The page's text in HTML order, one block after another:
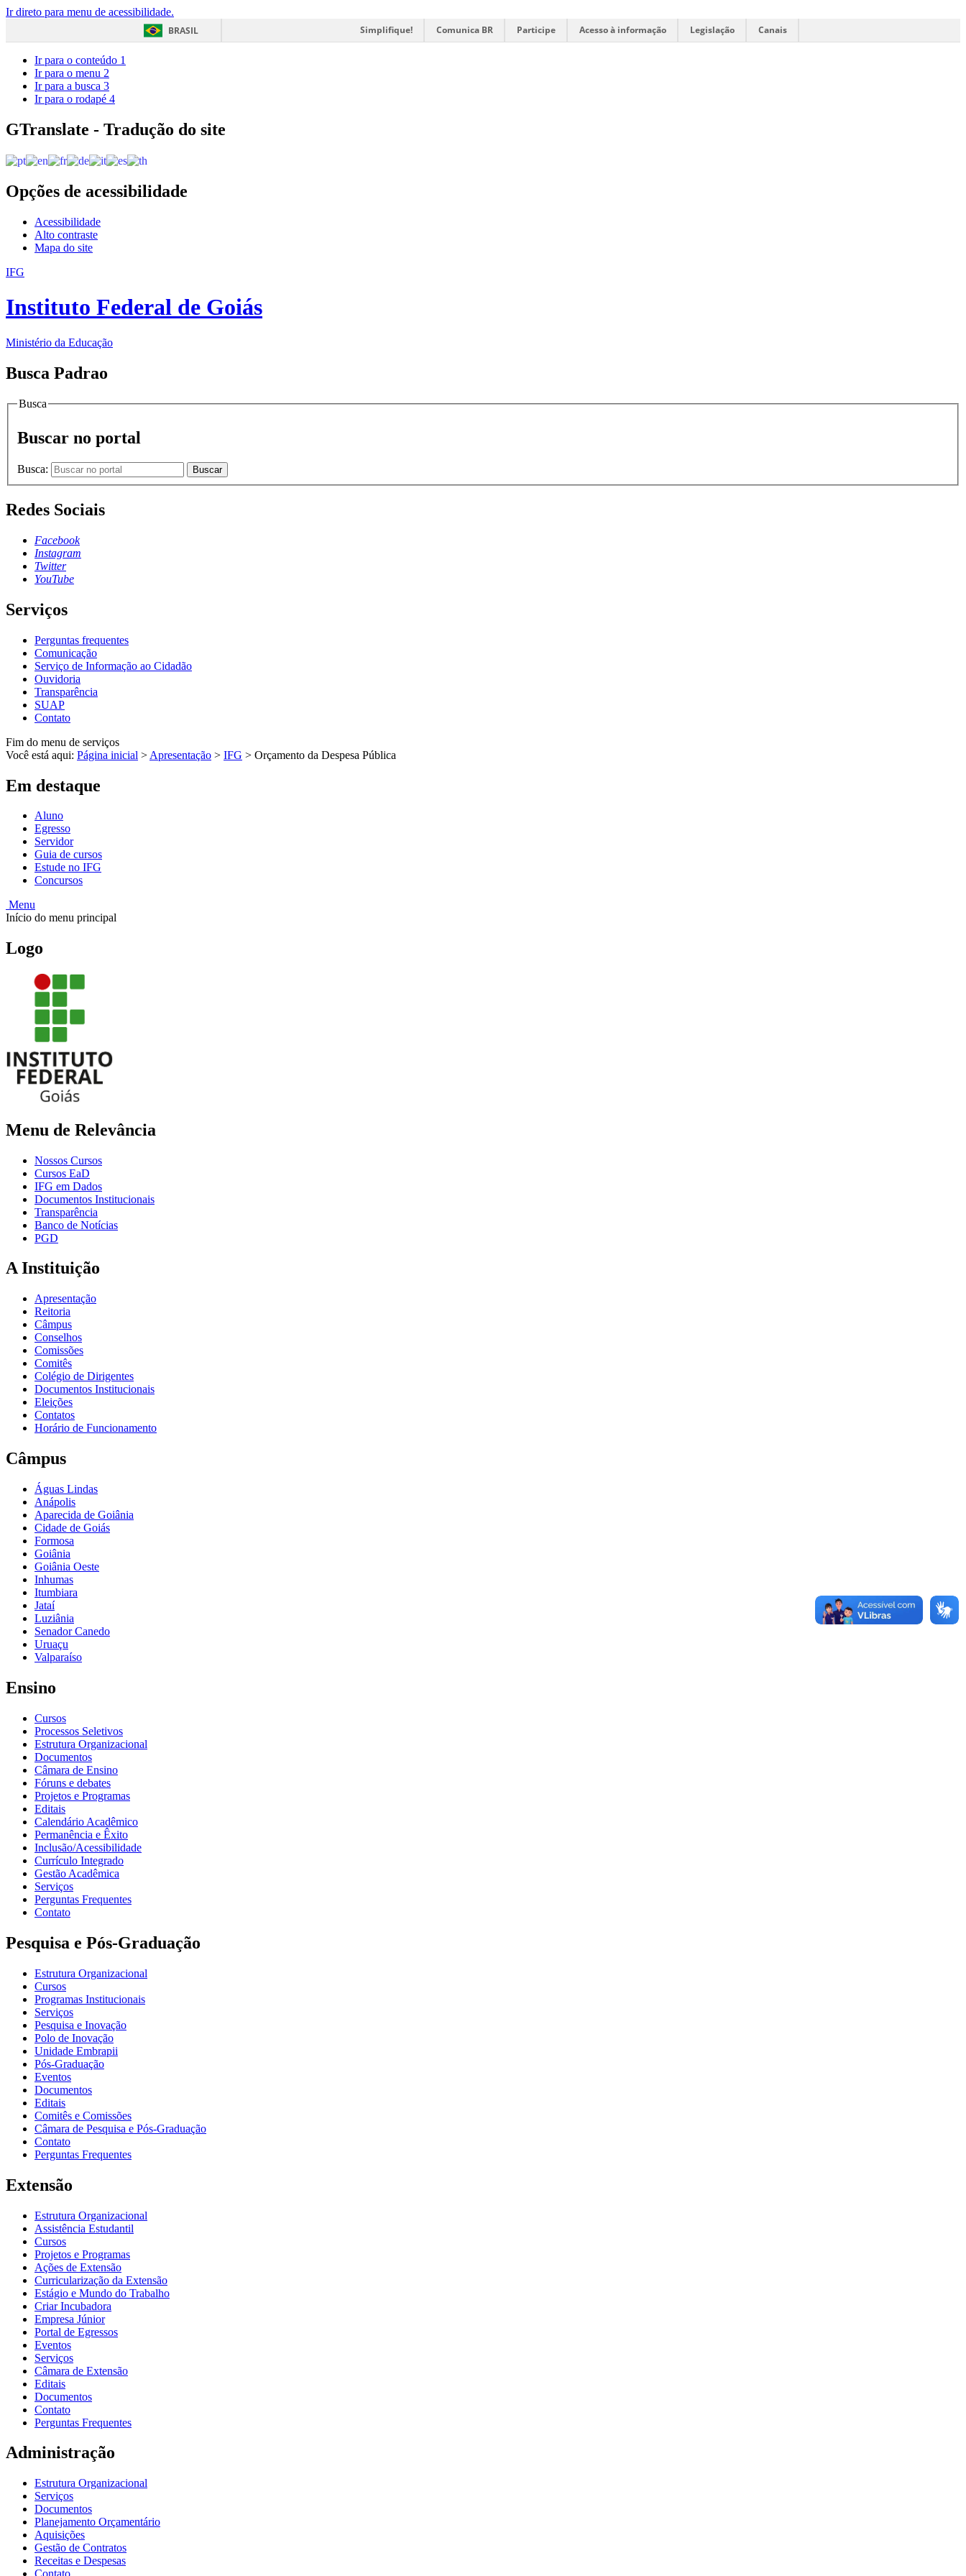
Ir direto para menu de acessibilidade.
BRASIL
Simplifique! Comunica BR Participe Acesso à informação Legislação Canais
Ir para o conteúdo 1
Ir para o menu 2
Ir para a busca 3
Ir para o rodapé 4
GTranslate - Tradução do site
Opções de acessibilidade
Acessibilidade
Alto contraste
Mapa do site
IFG
Instituto Federal de Goiás
Ministério da Educação
Busca Padrao
Busca
Buscar no portal
Busca: Buscar
Redes Sociais
Facebook
Instagram
Twitter
YouTube
Serviços
Perguntas frequentes
Comunicação
Serviço de Informação ao Cidadão
Ouvidoria
Transparência
SUAP
Contato
Fim do menu de serviços
Você está aqui: Página inicial > Apresentação > IFG > Orçamento da Despesa Pública
Em destaque
Aluno
Egresso
Servidor
Guia de cursos
Estude no IFG
Concursos
Menu
Início do menu principal
Logo
Menu de Relevância
Nossos Cursos
Cursos EaD
IFG em Dados
Documentos Institucionais
Transparência
Banco de Notícias
PGD
A Instituição
Apresentação
Reitoria
Câmpus
Conselhos
Comissões
Comitês
Colégio de Dirigentes
Documentos Institucionais
Eleições
Contatos
Horário de Funcionamento
Câmpus
Águas Lindas
Anápolis
Aparecida de Goiânia
Cidade de Goiás
Formosa
Goiânia
Goiânia Oeste
Inhumas
Itumbiara
Jataí
Luziânia
Senador Canedo
Uruaçu
Valparaíso
Ensino
Cursos
Processos Seletivos
Estrutura Organizacional
Documentos
Câmara de Ensino
Fóruns e debates
Projetos e Programas
Editais
Calendário Acadêmico
Permanência e Êxito
Inclusão/Acessibilidade
Currículo Integrado
Gestão Acadêmica
Serviços
Perguntas Frequentes
Contato
Pesquisa e Pós-Graduação
Estrutura Organizacional
Cursos
Programas Institucionais
Serviços
Pesquisa e Inovação
Polo de Inovação
Unidade Embrapii
Pós-Graduação
Eventos
Documentos
Editais
Comitês e Comissões
Câmara de Pesquisa e Pós-Graduação
Contato
Perguntas Frequentes
Extensão
Estrutura Organizacional
Assistência Estudantil
Cursos
Projetos e Programas
Ações de Extensão
Curricularização da Extensão
Estágio e Mundo do Trabalho
Criar Incubadora
Empresa Júnior
Portal de Egressos
Eventos
Serviços
Câmara de Extensão
Editais
Documentos
Contato
Perguntas Frequentes
Administração
Estrutura Organizacional
Serviços
Documentos
Planejamento Orçamentário
Aquisições
Gestão de Contratos
Receitas e Despesas